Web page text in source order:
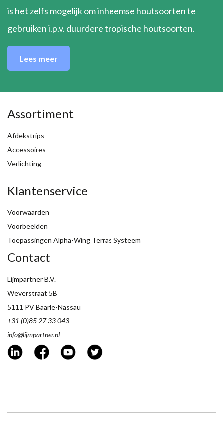
is het zelfs mogelijk om inheemse houtsoorten te
gebruiken i.p.v. duurdere tropische houtsoorten.
Lees meer
Assortiment
Afdekstrips
Accessoires
Verlichting
Klantenservice
Voorwaarden
Voorbeelden
Toepassingen Alpha-Wing Terras Systeem
Contact
Lijmpartner B.V.
Weverstraat 5B
5111 PV Baarle-Nassau
+31 (0)85 27 33 043
info@lijmpartner.nl